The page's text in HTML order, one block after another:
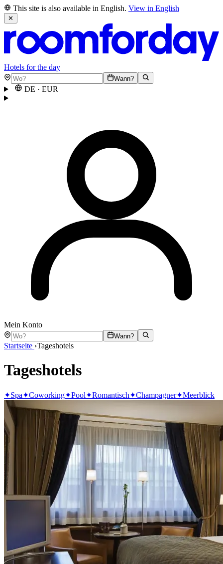
This site is also available in English. View in English
✕
Hotels for the day
Wann?
DE · EUR
Mein Konto
Wann?
Startseite ›Tageshotels
Tageshotels
✦Spa✦Coworking✦Pool✦Romantisch✦Champagner✦Meerblick